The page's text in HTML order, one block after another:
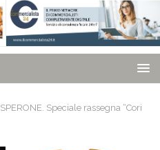
SPERONE. Speciale rassegna “Cori